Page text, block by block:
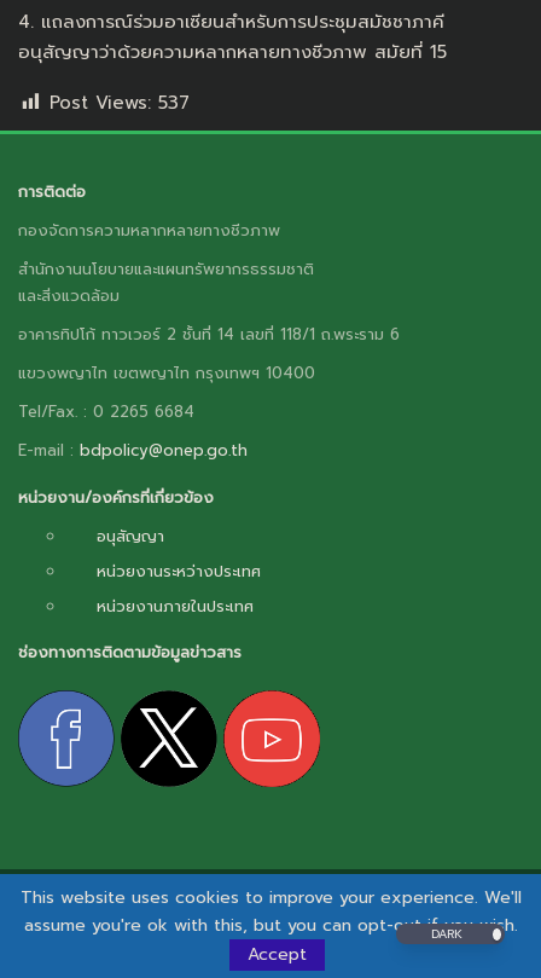
4. แถลงการณ์ร่วมอาเซียนสำหรับการประชุมสมัชชาภาคี
อนุสัญญาว่าด้วยความหลากหลายทางชีวภาพ สมัยที่ 15
Post Views: 537
การติดต่อ
กองจัดการความหลากหลายทางชีวภาพ
สำนักงานนโยบายและแผนทรัพยากรธรรมชาติ
และสิ่งแวดล้อม
อาคารทิปโก้ ทาวเวอร์ 2 ชั้นที่ 14 เลขที่ 118/1 ถ.พระราม 6
แขวงพญาไท เขตพญาไท กรุงเทพฯ 10400
Tel/Fax. : 0 2265 6684
E-mail : bdpolicy@onep.go.th
หน่วยงาน/องค์กรที่เกี่ยวข้อง
อนุสัญญา
หน่วยงานระหว่างประเทศ
หน่วยงานภายในประเทศ
ช่องทางการติดตามข้อมูลข่าวสาร
สงวนลิขสิทธิ์ © 2026 - กลไกการเผยแพร่ข้อมูลข่าวสารความหลากหลายทางชีวภาพ.
นโยบายและแนวปฏิบัติด้านสารสนเทศ|นโยบายคุ้มครองข้อมูลส่วนบุคคลIนโยบายคุกกี้
This website uses cookies to improve your experience. We'll
assume you're ok with this, but you can opt-out if you wish.
Accept
DARK